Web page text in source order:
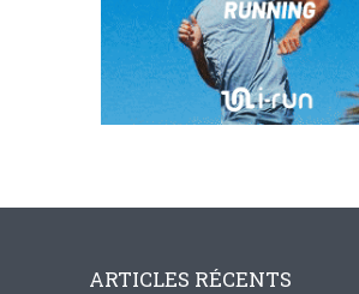
ARTICLES RÉCENTS